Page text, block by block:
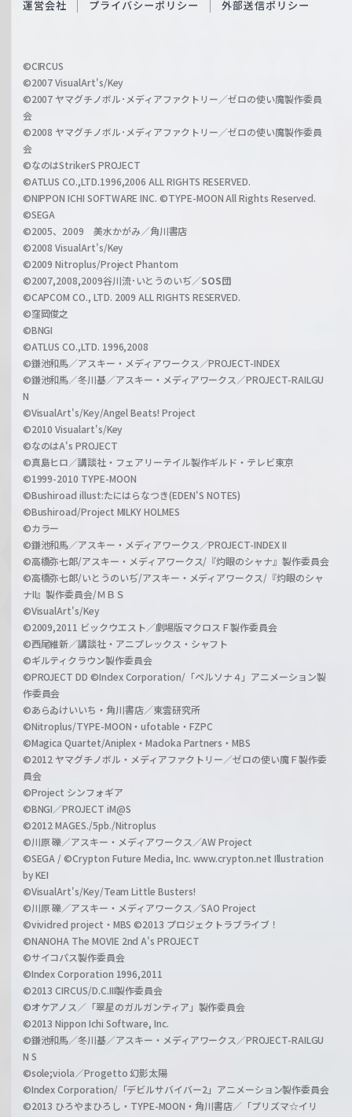
c
a
r
z
i
l
h
a
n
l
運営会社 プライバシーポリシー 外部送信ポリシー
©CIRCUS
©2007 VisualArt's/Key
©2007 ヤマグチノボル･メディアファクトリー／ゼロの使い魔製作委員
会
©2008 ヤマグチノボル･メディアファクトリー／ゼロの使い魔製作委員
会
©なのはStrikerS PROJECT
©ATLUS CO.,LTD.1996,2006 ALL RIGHTS RESERVED.
©NIPPON ICHI SOFTWARE INC. ©TYPE-MOON All Rights Reserved.
©SEGA
©2005、2009 美水かがみ／角川書店
©2008 VisualArt's/Key
©2009 Nitroplus/Project Phantom
©2007,2008,2009谷川流･いとうのいぢ／SOS団
©CAPCOM CO., LTD. 2009 ALL RIGHTS RESERVED.
©窪岡俊之
©BNGI
©ATLUS CO.,LTD. 1996,2008
©鎌池和馬／アスキー・メディアワークス／PROJECT-INDEX
©鎌池和馬／冬川基／アスキー・メディアワークス／PROJECT-RAILGU
N
©VisualArt's/Key/Angel Beats! Project
©2010 Visualart's/Key
©なのはA's PROJECT
©真島ヒロ／講談社・フェアリーテイル製作ギルド・テレビ東京
©1999-2010 TYPE-MOON
©Bushiroad illust:たにはらなつき(EDEN'S NOTES)
©Bushiroad/Project MILKY HOLMES
©カラー
©鎌池和馬／アスキー・メディアワークス／PROJECT-INDEX II
©高橋弥七郎/アスキー・メディアワークス/『灼眼のシャナ』製作委員会
©高橋弥七郎/いとうのいぢ/アスキー・メディアワークス/『灼眼のシャ
ナII』製作委員会/ＭＢＳ
©VisualArt's/Key
©2009,2011 ビックウエスト／劇場版マクロスＦ製作委員会
©西尾維新／講談社・アニプレックス・シャフト
©ギルティクラウン製作委員会
©PROJECT DD ©Index Corporation/「ペルソナ４」アニメーション製
作委員会
©あらゐけいいち・角川書店／東雲研究所
©Nitroplus/TYPE-MOON・ufotable・FZPC
©Magica Quartet/Aniplex・Madoka Partners・MBS
©2012 ヤマグチノボル・メディアファクトリー／ゼロの使い魔Ｆ製作委
員会
©Project シンフォギア
©BNGI／PROJECT iM@S
©2012 MAGES./5pb./Nitroplus
©川原 礫／アスキー・メディアワークス／AW Project
©SEGA / ©Crypton Future Media, Inc. www.crypton.net Illustration
by KEI
©VisualArt's/Key/Team Little Busters!
©川原 礫／アスキー・メディアワークス／SAO Project
©vividred project・MBS ©2013 プロジェクトラブライブ！
©NANOHA The MOVIE 2nd A's PROJECT
©サイコパス製作委員会
©Index Corporation 1996,2011
©2013 CIRCUS/D.C.III製作委員会
©オケアノス／「翠星のガルガンティア」製作委員会
©2013 Nippon Ichi Software, Inc.
©鎌池和馬／冬川基／アスキー・メディアワークス／PROJECT-RAILGU
N S
©sole;viola／Progetto 幻影太陽
©Index Corporation/「デビルサバイバー2」アニメーション製作委員会
©2013 ひろやまひろし・TYPE-MOON・角川書店／「プリズマ☆イリ